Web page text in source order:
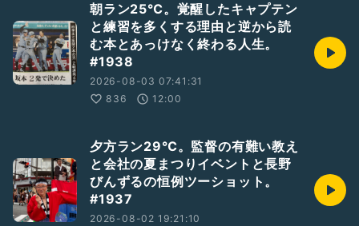
朝ラン25℃。覚醒したキャプテン
と練習を多くする理由と逆から読
む本とあっけなく終わる人生。
#1938
2026-08-03 07:41:31
836
12:00
夕方ラン29℃。監督の有難い教え
と会社の夏まつりイベントと長野
びんずるの恒例ツーショット。
#1937
2026-08-02 19:21:10